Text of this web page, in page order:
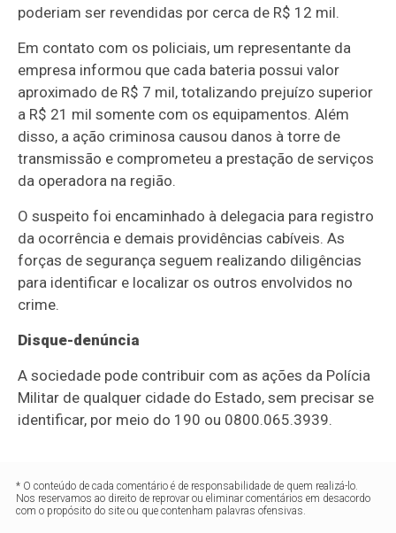
poderiam ser revendidas por cerca de R$ 12 mil.
Em contato com os policiais, um representante da
empresa informou que cada bateria possui valor
aproximado de R$ 7 mil, totalizando prejuízo superior
a R$ 21 mil somente com os equipamentos. Além
disso, a ação criminosa causou danos à torre de
transmissão e comprometeu a prestação de serviços
da operadora na região.
O suspeito foi encaminhado à delegacia para registro
da ocorrência e demais providências cabíveis. As
forças de segurança seguem realizando diligências
para identificar e localizar os outros envolvidos no
crime.
Disque-denúncia
A sociedade pode contribuir com as ações da Polícia
Militar de qualquer cidade do Estado, sem precisar se
identificar, por meio do 190 ou 0800.065.3939.
* O conteúdo de cada comentário é de responsabilidade de quem realizá-lo.
Nos reservamos ao direito de reprovar ou eliminar comentários em desacordo
com o propósito do site ou que contenham palavras ofensivas.